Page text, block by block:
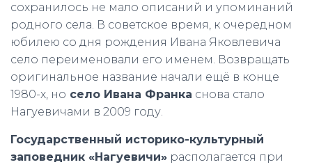
сохранилось не мало описаний и упоминаний
родного села. В советское время, к очередном
юбилею со дня рождения Ивана Яковлевича
село переименовали его именем. Возвращать
оригинальное название начали ещё в конце
1980-х, но село Ивана Франка снова стало
Нагуевичами в 2009 году.
Государственный историко-культурный
заповедник «Нагуевичи» располагается при